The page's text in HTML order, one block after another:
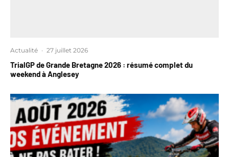
Actualité · 27 juillet 2026
TrialGP de Grande Bretagne 2026 : résumé complet du
weekend à Anglesey